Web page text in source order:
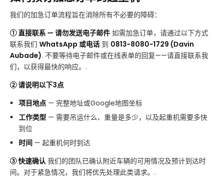
我们的加急订单流程旨在消除所有不必要的障碍：
① 直接联系 — 请勿发送电子邮件 如需加急订单，请通过以下方式
联系我们 WhatsApp 或电话 到 0813-8080-1729 (Davin
Aubade). 不要等待电子邮件或在线表单的回复——请直接联系我
们，以获得最快的响应。.
② 请说明以下3点
项目地点 — 完整地址或Google地图坐标
工作类型 — 需要吊运什么、重量是多少，以及起重机需要多快
到位
时间 — 起重机何时到达
③ 快速确认 我们的团队已确认附近车辆的可用情况及预计到达时
间。对于紧急情况，我们将优先处理此类请求。.